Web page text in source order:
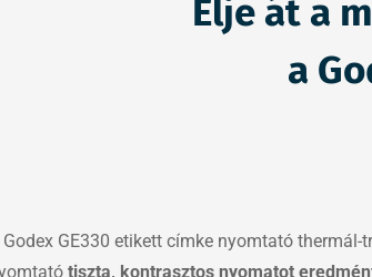
Élje át a
a
Godex GE330 etikett címke nyomtató thermál-
tiszta, kontrasztos nyomatot